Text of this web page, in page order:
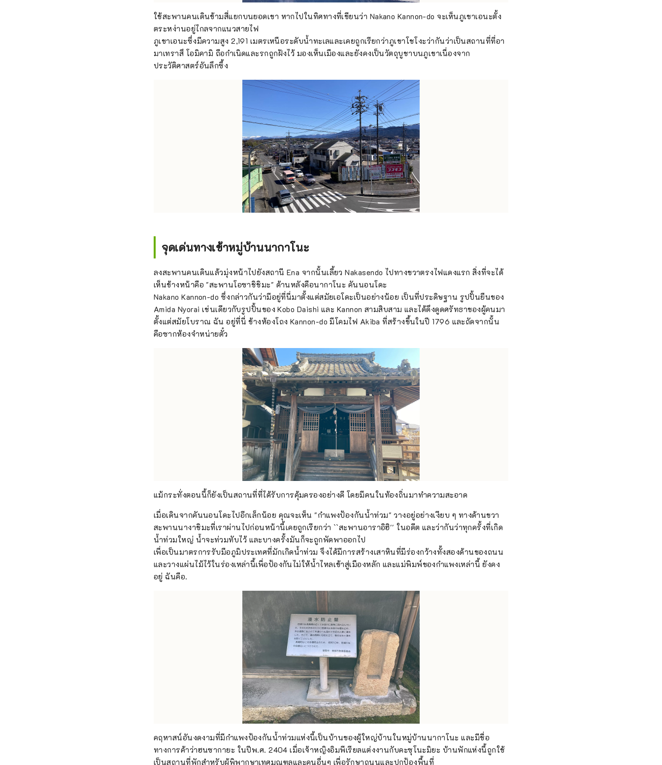
ใช้สะพานคนเดินข้ามสี่แยกบนยอดเขา หากไปในทิศทางที่เขียนว่า Nakano Kannon-do จะเห็นภูเขาเอนะตั้ง
ตระหง่านอยู่ไกลจากแนวสายไฟ
ภูเขาเอนะซึ่งมีความสูง 2,191 เมตรเหนือระดับน้ำทะเลและเคยถูกเรียกว่าภูเขาโชโงะว่ากันว่าเป็นสถานที่ที่อา
มาเทราสึ โอมิคามิ ถือกำเนิดและรกถูกฝังไว้ มองเห็นเมืองและยังคงเป็นวัตถุบูชาบนภูเขาเนื่องจาก
ประวัติศาสตร์อันลึกซึ้ง
จุดเด่นทางเข้าหมู่บ้านนากาโนะ
ลงสะพานคนเดินแล้วมุ่งหน้าไปยังสถานี Ena จากนั้นเลี้ยว Nakasendo ไปทางขวาตรงไฟแดงแรก สิ่งที่จะได้
เห็นข้างหน้าคือ "สะพานโอซาชิชิมะ" ด้านหลังคือนากาโนะ คันนอนโดะ
Nakano Kannon-do ซึ่งกล่าวกันว่ามีอยู่ที่นี่มาตั้งแต่สมัยเอโดะเป็นอย่างน้อย เป็นที่ประดิษฐาน รูปปั้นยืนของ
Amida Nyorai เช่นเดียวกับรูปปั้นของ Kobo Daishi และ Kannon สามสิบสาม และได้ดึงดูดศรัทธาของผู้คนมา
ตั้งแต่สมัยโบราณ ฉัน อยู่ที่นี่ ข้างห้องโถง Kannon-do มีโคมไฟ Akiba ที่สร้างขึ้นในปี 1796 และถัดจากนั้น
คือซากห้องจำหน่ายตั๋ว
แม้กระทั่งตอนนี้ก็ยังเป็นสถานที่ที่ได้รับการคุ้มครองอย่างดี โดยมีคนในท้องถิ่นมาทำความสะอาด
เมื่อเดินจากคันนอนโดะไปอีกเล็กน้อย คุณจะเห็น "กำแพงป้องกันน้ำท่วม" วางอยู่อย่างเงียบ ๆ ทางด้านขวา
สะพานนางาชิมะที่เราผ่านไปก่อนหน้านี้เคยถูกเรียกว่า ``สะพานอาราอิฮิ'' ในอดีต และว่ากันว่าทุกครั้งที่เกิด
น้ำท่วมใหญ่ น้ำจะท่วมทับไว้ และบางครั้งมันก็จะถูกพัดพาออกไป
เพื่อเป็นมาตรการรับมือภูมิประเทศที่มักเกิดน้ำท่วม จึงได้มีการสร้างเสาหินที่มีร่องกว้างทั้งสองด้านของถนน
และวางแผ่นไม้ไว้ในร่องเหล่านี้เพื่อป้องกันไม่ให้น้ำไหลเข้าสู่เมืองหลัก และแม่พิมพ์ของกำแพงเหล่านี้ ยังคง
อยู่ ฉันคือ.
คฤหาสน์อันงดงามที่มีกำแพงป้องกันน้ำท่วมแห่งนี้เป็นบ้านของผู้ใหญ่บ้านในหมู่บ้านนากาโนะ และมีชื่อ
ทางการค้าว่าฮนซากายะ ในปีพ.ศ. 2404 เมื่อเจ้าหญิงอิมพีเรียลแต่งงานกับคะซุโนะมิยะ บ้านพักแห่งนี้ถูกใช้
เป็นสถานที่พักสำหรับผู้พิพากษาเทศมณฑลและคนอื่นๆ เพื่อรักษาถนนและปกป้องพื้นที่